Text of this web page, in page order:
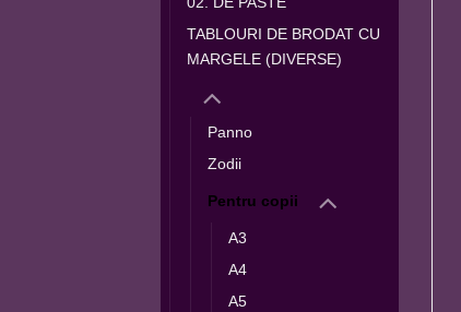
TABLOURI DE BRODAT CU
MARGELE (DIVERSE)
Panno
Zodii
Pentru copii
A3
A4
A5